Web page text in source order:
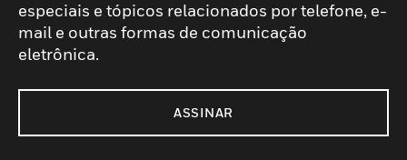
especiais e tópicos relacionados por telefone, e-
mail e outras formas de comunicação
eletrônica.
ASSINAR